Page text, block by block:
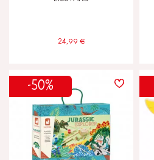
24,99 €
-50%